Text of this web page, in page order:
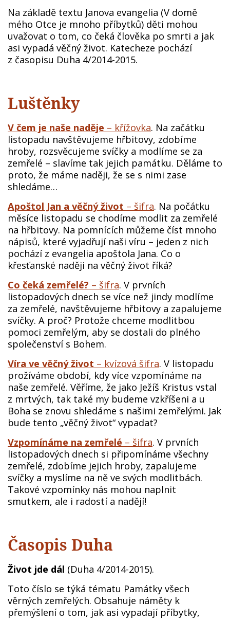
Na základě textu Janova evangelia (V domě
mého Otce je mnoho příbytků) děti mohou
uvažovat o tom, co čeká člověka po smrti a jak
asi vypadá věčný život. Katecheze pochází
z časopisu Duha 4/2014-2015.
Luštěnky
V čem je naše naděje – křížovka. Na začátku
listopadu navštěvujeme hřbitovy, zdobíme
hroby, rozsvěcujeme svíčky a modlíme se za
zemřelé – slavíme tak jejich památku. Děláme to
proto, že máme naději, že se s nimi zase
shledáme…
Apoštol Jan a věčný život – šifra. Na počátku
měsíce listopadu se chodíme modlit za zemřelé
na hřbitovy. Na pomnících můžeme číst mnoho
nápisů, které vyjadřují naši víru – jeden z nich
pochází z evangelia apoštola Jana. Co o
křesťanské naději na věčný život říká?
Co čeká zemřelé? – šifra. V prvních
listopadových dnech se více než jindy modlíme
za zemřelé, navštěvujeme hřbitovy a zapalujeme
svíčky. A proč? Protože chceme modlitbou
pomoci zemřelým, aby se dostali do plného
společenství s Bohem.
Víra ve věčný život – kvízová šifra. V listopadu
prožíváme období, kdy více vzpomínáme na
naše zemřelé. Věříme, že jako Ježíš Kristus vstal
z mrtvých, tak také my budeme vzkříšeni a u
Boha se znovu shledáme s našimi zemřelými. Jak
bude tento „věčný život“ vypadat?
Vzpomínáme na zemřelé – šifra. V prvních
listopadových dnech si připomínáme všechny
zemřelé, zdobíme jejich hroby, zapalujeme
svíčky a myslíme na ně ve svých modlitbách.
Takové vzpomínky nás mohou naplnit
smutkem, ale i radostí a nadějí!
Časopis Duha
Život jde dál (Duha 4/2014-2015).
Toto číslo se týká tématu Památky všech
věrných zemřelých. Obsahuje náměty k
přemýšlení o tom, jak asi vypadají příbytky,